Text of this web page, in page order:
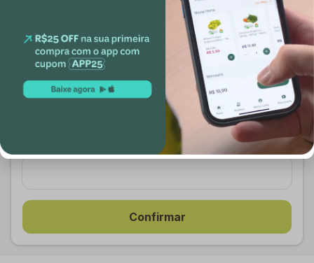
Receba ofertas e novidades exclusivas
Broto, deixa seu email aqui que a gente te conta
tudo sobre alimentação saudável e te dá
Confirmar